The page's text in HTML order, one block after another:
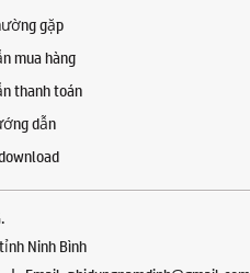
gặp
mua hàng
thanh toán
dẫn
.
Ninh Bình